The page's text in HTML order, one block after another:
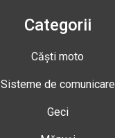
Categorii
Căști moto
Sisteme de comunicare
Geci